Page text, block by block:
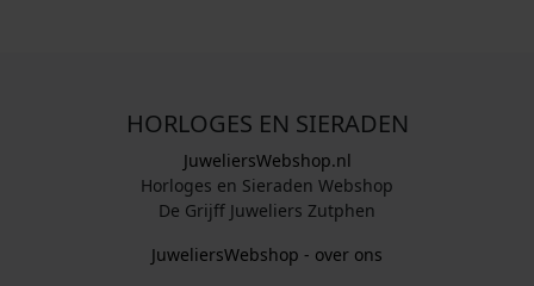
HORLOGES EN SIERADEN
JuweliersWebshop.nl
Horloges en Sieraden Webshop
De Grijff Juweliers Zutphen
JuweliersWebshop - over ons